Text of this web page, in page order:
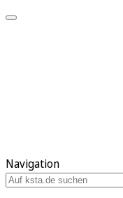
Navigation